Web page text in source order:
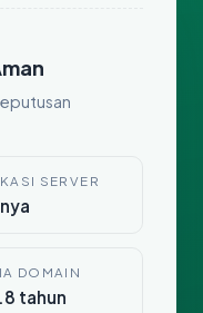
SERVER
DOMAIN
tahun